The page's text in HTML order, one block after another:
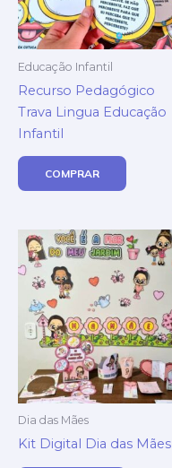
Educação Infantil
Recurso Pedagógico
Trava Lingua Educação
Infantil
COMPRAR
Dia das Mães
Kit Digital Dia das Mães